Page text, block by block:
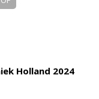
Holland 2024